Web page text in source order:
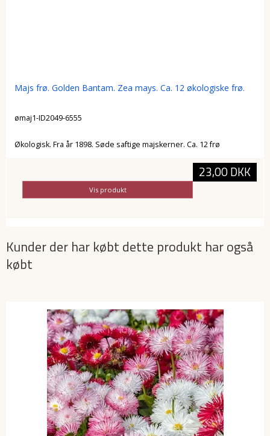
Majs frø. Golden Bantam. Zea mays. Ca. 12 økologiske frø.
ømaj1-ID2049-6555
Økologisk. Fra år 1898. Søde saftige majskerner. Ca. 12 frø
23,00 DKK
Vis produkt
Kunder der har købt dette produkt har også
købt